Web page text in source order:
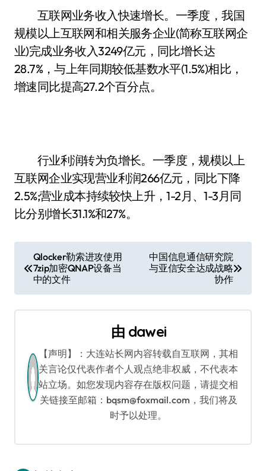
互联网业务收入快速增长。一季度，我国
规模以上互联网和相关服务企业(简称互联网企
业)完成业务收入3249亿元，同比增长达
28.7%，与上年同期较低基数水平(1.5%)相比，
增速同比提高27.2个百分点。
行业利润转为负增长。一季度，规模以上
互联网企业实现营业利润266亿元，同比下降
2.5%;营业成本持续较快上升，1-2月、1-3月同
比分别增长31.1%和27%。
章
导
Qlocker勒索进攻使用
7zip加密QNAP设备当
中的文件
中国信息通信研究院
与亚信安全达成战略
协作
由 dawei
【声明】：大连站长网内容转载自互联网，其相
关言论仅代表作者个人观点绝非权威，不代表本
站立场。如您发现内容存在版权问题，请提交相
关链接至邮箱：bqsm@foxmail.com，我们将及
时予以处理。